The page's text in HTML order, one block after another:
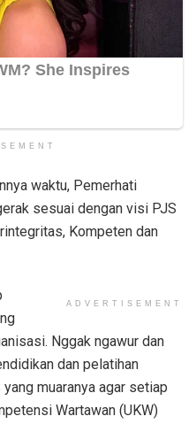
waktu, Pemerhati
sesuai dengan visi PJS
Kompeten dan
ADVERTISEMENT
Nggak ngawur dan
dan pelatihan
muaranya agar setiap
Wartawan (UKW)